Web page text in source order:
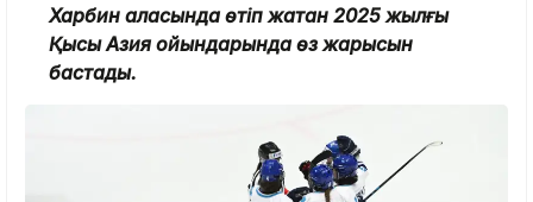
Харбин қаласында өтіп жатқан 2025 жылғы
Қысқы Азия ойындарында өз жарысын
бастады.